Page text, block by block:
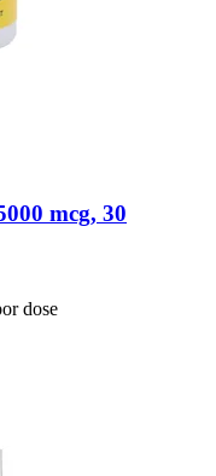
mcg, 30
dose